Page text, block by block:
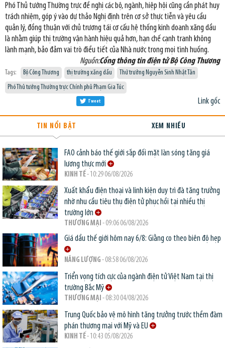
Phó Thủ tướng Thường trực đề nghị các bộ, ngành, hiệp hội cũng cần phát huy
trách nhiệm, góp ý vào dự thảo Nghị định trên cơ sở thực tiễn và yêu cầu
quản lý, đồng thuận với chủ trương tái cơ cấu hệ thống kinh doanh xăng dầu
là nhằm giúp thị trường vận hành hiệu quả hơn, hạn chế cạnh tranh không
lành mạnh, bảo đảm vai trò điều tiết của Nhà nước trong mọi tình huống.
Nguồn:Cổng thông tin điện tử Bộ Công Thương
Tags: Bộ Công Thương thị trường xăng dầu
Thứ trưởng Nguyễn Sinh Nhật Tân
Phó Thủ tướng Thường trực Chính phủ Phạm Gia Túc ​
Link gốc
Tweet
TIN NỔI BẬT XEM NHIỀU
FAO cảnh báo thế giới sắp đối mặt làn sóng tăng giá
lương thực mới
KINH TẾ- 10:29 06/08/2026
Xuất khẩu điện thoại và linh kiện duy trì đà tăng trưởng
nhờ nhu cầu tiêu thụ điện tử phục hồi tại nhiều thị
trường lớn
THƯƠNG MẠI - 09:06 06/08/2026
Giá dầu thế giới hôm nay 6/8: Giằng co theo biên độ hẹp
NĂNG LƯỢNG - 08:58 06/08/2026
Triển vọng tích cực của ngành điện tử Việt Nam tại thị
trường Bắc Mỹ
THƯƠNG MẠI - 08:30 04/08/2026
Trung Quốc bảo vệ mô hình tăng trưởng trước thềm đàm
phán thương mại với Mỹ và EU
KINH TẾ- 10:43 05/08/2026